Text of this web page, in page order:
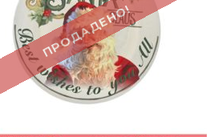
ПРОДАДЕНО!